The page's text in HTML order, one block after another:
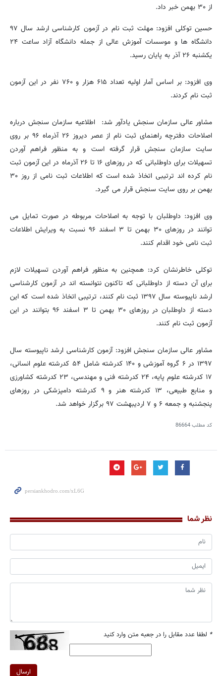
از ۳۰ بهمن خبر داد.
حسین توکلی افزود: مهلت ثبت نام در آزمون کارشناسی ارشد سال ۹۷
دانشگاه ها و موسسات آموزش عالی از جمله دانشگاه آزاد ساعت ۲۴
یکشنبه ۲۶ آذر به پایان رسید.
وی افزود: بر اساس آمار اولیه تعداد ۶۱۵ هزار و ۷۶۰ نفر در این آزمون
ثبت نام کردند.
مشاور عالی سازمان سنجش یادآور شد: اطلاعیه سازمان سنجش درباره
اصلاحات دفترچه راهنمای ثبت نام از عصر دیروز ۲۶ آذرماه ۹۶ بر روی
سایت سازمان سنجش قرار گرفته است و به منظور فراهم آوردن
تسهیلات برای داوطلبانی که در روزهای ۱۶ تا ۲۶ آذرماه در این آزمون ثبت
نام کرده اند ترتیبی اتخاذ شده است که اطلاعات ثبت نامی از روز ۳۰
بهمن بر روی سایت سنجش قرار می گیرد.
وی افزود: داوطلبان با توجه به اصلاحات مربوطه در صورت تمایل می
توانند در روزهای ۳۰ بهمن تا ۳ اسفند ۹۶ نسبت به ویرایش اطلاعات
ثبت نامی خود اقدام کنند.
توکلی خاطرنشان کرد: همچنین به منظور فراهم آوردن تسهیلات لازم
برای آن دسته از داوطلبانی که تاکنون نتوانسته اند در آزمون کارشناسی
ارشد ناپیوسته سال ۱۳۹۷ ثبت نام کنند، ترتیبی اتخاذ شده است که این
دسته از داوطلبان در روزهای ۳۰ بهمن تا ۳ اسفند ۹۶ بتوانند در این
آزمون ثبت نام کنند.
مشاور عالی سازمان سنجش افزود: آزمون کارشناسی ارشد ناپیوسته سال
۱۳۹۷ در ۶ گروه آموزشی و ۱۴۰ کدرشته شامل ۵۴ کدرشته علوم انسانی،
۱۷ کدرشته علوم پایه، ۲۴ کدرشته فنی و مهندسی، ۲۳ کدرشته کشاورزی
و منابع طبیعی، ۱۳ کدرشته هنر و ۹ کدرشته دامپزشکی در روزهای
پنجشنبه و جمعه ۶ و ۷ اردیبهشت ۹۷ برگزار خواهد شد.
کد مطلب86664
نظر شما
* لطفا عدد مقابل را در جعبه متن وارد کنید
ارسال